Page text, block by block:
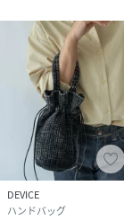
している場合は
・ブランドのお
DEVICE店のお
ム」など、見逃
こちらの機能も
で頂けます！
性別タイプ
DEVICE
ハンドバッグ